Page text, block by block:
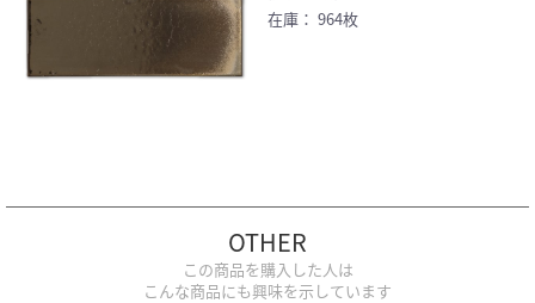
在庫： 964枚
OTHER
この商品を購入した人は
こんな商品にも興味を示しています